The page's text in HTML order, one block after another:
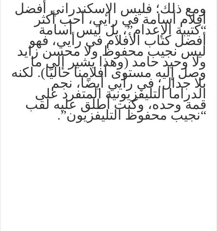
ومع ذلك؛ فليس الإسكندراني أفضل
أفلام أسامة في رأيي، أحب أكثر
“كتيبة الإعدام”، بل ليس أسامة
أفضل كتاب الأفلام في رأيي، فهو
ليس نجيب محفوظ ولا محسن زايد
ولا وحيد حامد (وهذا يشير إلى ما
وصل إليه مستوى أفلامنا حاليًا). لكنه
بلا جدال؛ في رأيي أيضًا، نجم
الدراما التليفزيونية المتفرد على
قمة وحده، وكنت أطلق عليه لقب
“نجيب محفوظ التليفزيون”.